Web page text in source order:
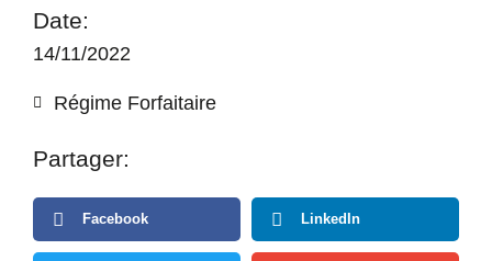
Date:
14/11/2022
Régime Forfaitaire
Partager:
Facebook LinkedIn